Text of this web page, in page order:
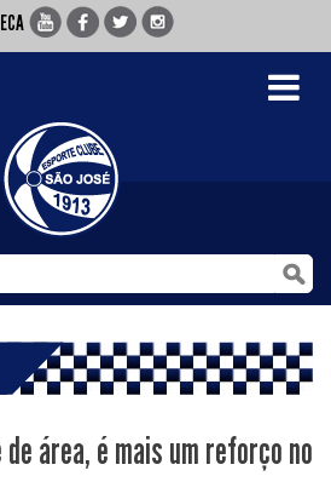
Toggle
área, é mais um reforço no